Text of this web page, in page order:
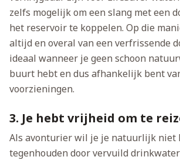
zelfs mogelijk om een slang met een
het reservoir te koppelen. Op die
altijd en overal van een verfrissende
ideaal wanneer je geen schoon
buurt hebt en dus afhankelijk bent
voorzieningen.
3. Je hebt vrijheid om te
Als avonturier wil je je natuurlijk niet
tegenhouden door vervuild